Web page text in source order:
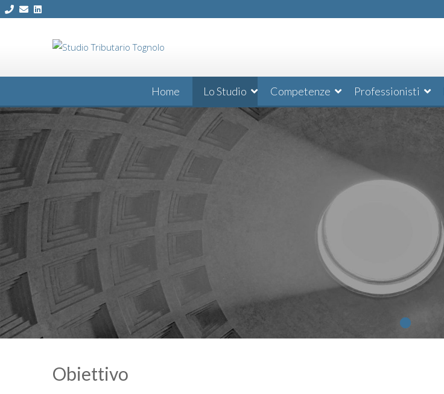
Skip
Home Lo Studio Competenze Professionisti
Obiettivo